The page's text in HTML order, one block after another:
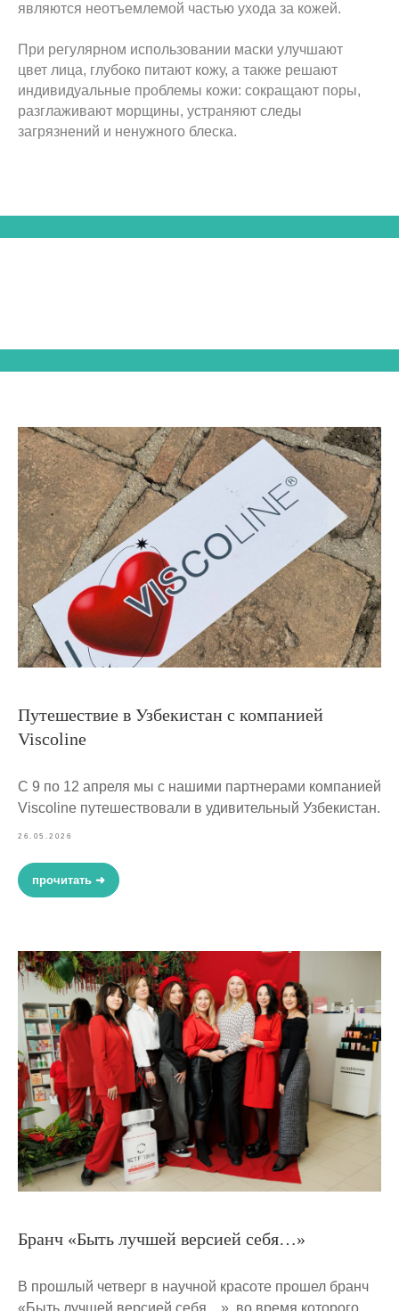
являются неотъемлемой частью ухода за кожей.
При регулярном использовании маски улучшают
цвет лица, глубоко питают кожу, а также решают
индивидуальные проблемы кожи: сокращают поры,
разглаживают морщины, устраняют следы
загрязнений и ненужного блеска.
Путешествие в Узбекистан с компанией
Viscoline
С 9 по 12 апреля мы с нашими партнерами компанией
Viscoline путешествовали в удивительный Узбекистан.
26.05.2026
прочитать ➜
Бранч «Быть лучшей версией себя…»
В прошлый четверг в научной красоте прошел бранч
«Быть лучшей версией себя…», во время которого